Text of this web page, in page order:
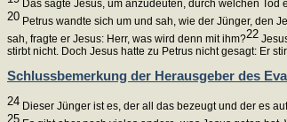
Das sagte Jesus, um anzudeuten, durch welchen
20 Petrus wandte sich um und sah, wie der Jünger, den
sah, fragte er Jesus: Herr, was wird denn mit ihm?22
stirbt nicht. Doch Jesus hatte zu Petrus nicht gesagt: Er
Schlussbemerkung der Herausgeber des
24 Dieser Jünger ist es, der all das bezeugt und der es
25